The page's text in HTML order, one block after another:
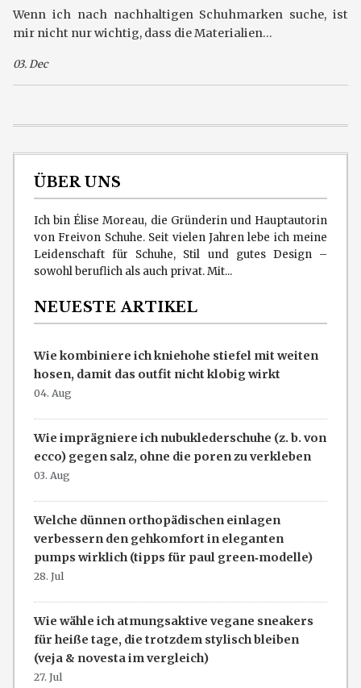
Wenn ich nach nachhaltigen Schuhmarken suche, ist
mir nicht nur wichtig, dass die Materialien...
03. Dec
ÜBER UNS
Ich bin Élise Moreau, die Gründerin und Hauptautorin
von Freivon Schuhe. Seit vielen Jahren lebe ich meine
Leidenschaft für Schuhe, Stil und gutes Design –
sowohl beruflich als auch privat. Mit...
NEUESTE ARTIKEL
Wie kombiniere ich kniehohe stiefel mit weiten
hosen, damit das outfit nicht klobig wirkt
04. Aug
Wie imprägniere ich nubuklederschuhe (z. b. von
ecco) gegen salz, ohne die poren zu verkleben
03. Aug
Welche dünnen orthopädischen einlagen
verbessern den gehkomfort in eleganten
pumps wirklich (tipps für paul green‑modelle)
28. Jul
Wie wähle ich atmungsaktive vegane sneakers
für heiße tage, die trotzdem stylisch bleiben
(veja & novesta im vergleich)
27. Jul